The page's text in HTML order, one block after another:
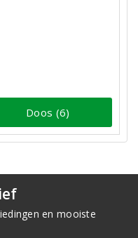
Doos (6)
en mooiste